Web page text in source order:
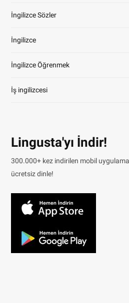
İngilizce Sözler
İngilizce
İngilizce Öğrenmek
İş ingilizcesi
Lingusta'yı İndir!
300.000+ kez indirilen mobil
ücretsiz dinle!